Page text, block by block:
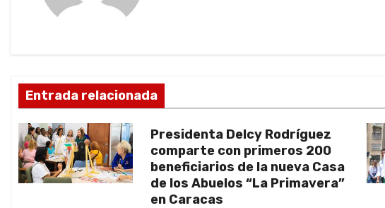
n
d
e
e
Entrada relacionada
Presidenta Delcy Rodríguez
comparte con primeros 200
beneficiarios de la nueva Casa
de los Abuelos “La Primavera”
en Caracas